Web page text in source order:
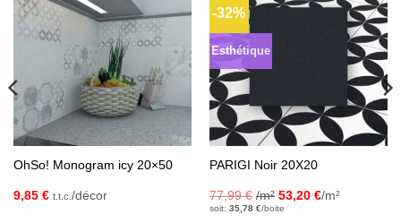
Ajouter
à la liste
d’envies
OhSo! Monogram icy 20×50
9,85 € t.t.c. /décor
-32%
Esthétique
Ajouter
à la liste
d’envies
PARIGI Noir 20X20
77,99€ /m² 53,20 €/m²
soit: 35,78 €/boite